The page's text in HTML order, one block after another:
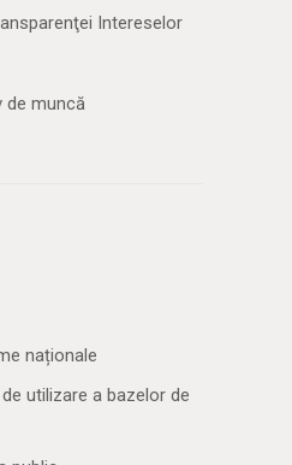
Intereselor
de muncă
naționale
utilizare a bazelor de